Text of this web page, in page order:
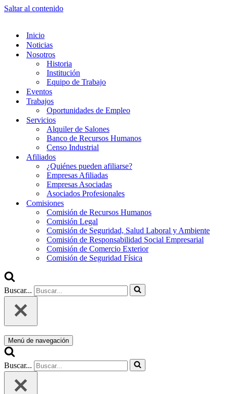
Saltar al contenido
Inicio
Noticias
Nosotros
Historia
Institución
Equipo de Trabajo
Eventos
Trabajos
Oportunidades de Empleo
Servicios
Alquiler de Salones
Banco de Recursos Humanos
Censo Industrial
Afiliados
¿Quiénes pueden afiliarse?
Empresas Afiliadas
Empresas Asociadas
Asociados Profesionales
Comisiones
Comisión de Recursos Humanos
Comisión Legal
Comisión de Seguridad, Salud Laboral y Ambiente
Comisión de Responsabilidad Social Empresarial
Comisión de Comercio Exterior
Comisión de Seguridad Física
Buscar...
Menú de navegación
Buscar...